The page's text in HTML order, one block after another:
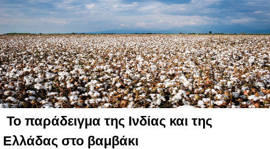
Το παράδειγμα της Ινδίας και της
Ελλάδας στο βαμβάκι